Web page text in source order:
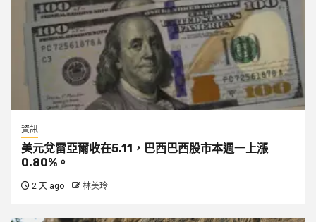
資訊
美元兌雷亞爾收在5.11，巴西巴西股市本週一上漲
0.80%。
2 天 ago 林美玲